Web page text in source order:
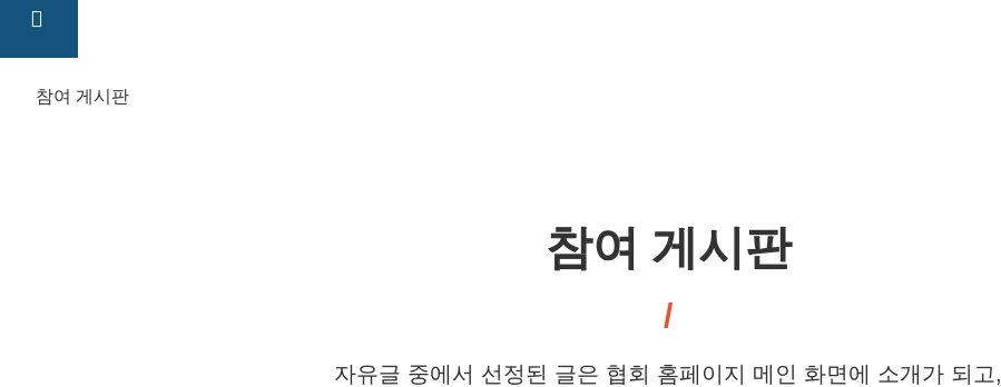
참여 게시판
참여 게시판
자유글 중에서 선정된 글은 협회 홈페이지 메인 화면에 소개가 되고,